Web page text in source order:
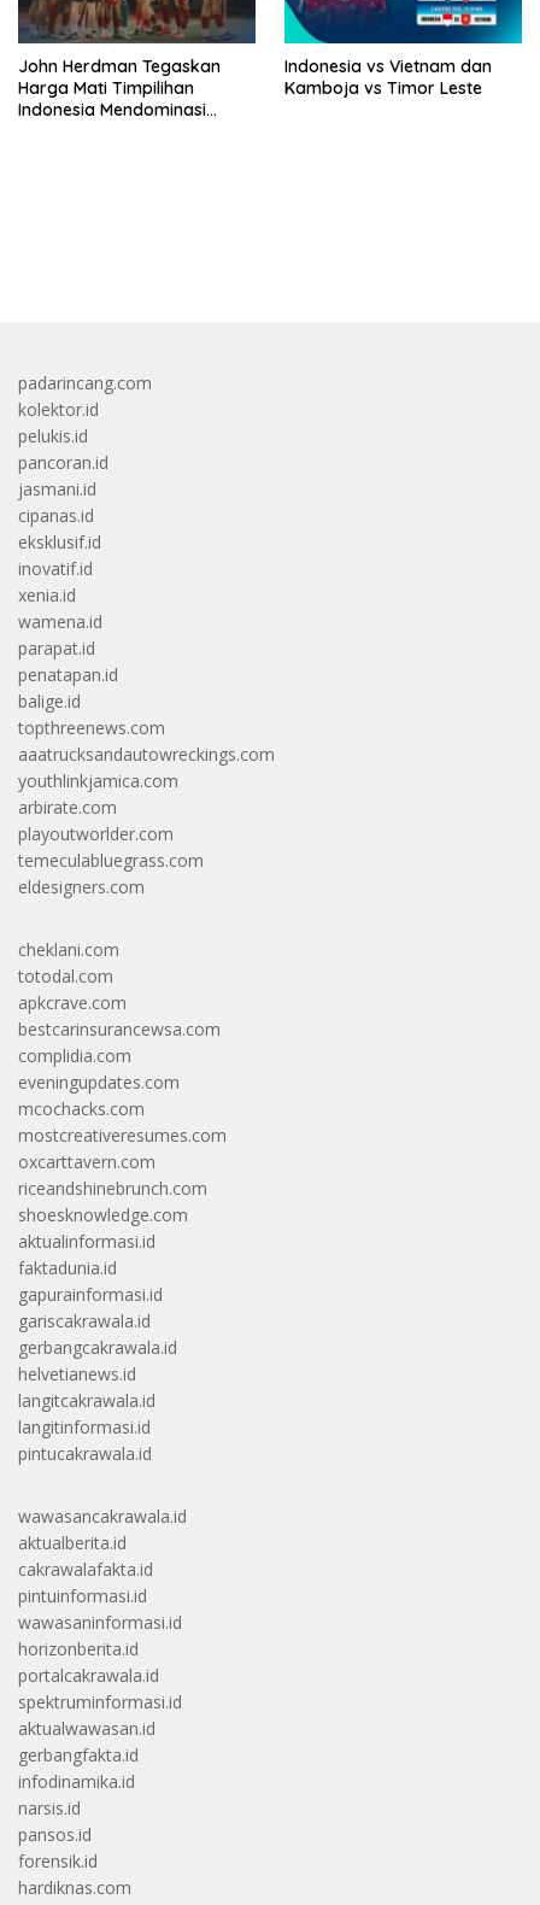
John Herdman Tegaskan
Harga Mati Timpilihan
Indonesia Mendominasi
Indonesia vs Vietnam dan
Kamboja vs Timor Leste
padarincang.com
kolektor.id
pelukis.id
pancoran.id
jasmani.id
cipanas.id
eksklusif.id
inovatif.id
xenia.id
wamena.id
parapat.id
penatapan.id
balige.id
topthreenews.com
aaatrucksandautowreckings.com
youthlinkjamica.com
arbirate.com
playoutworlder.com
temeculabluegrass.com
eldesigners.com
cheklani.com
totodal.com
apkcrave.com
bestcarinsurancewsa.com
complidia.com
eveningupdates.com
mcochacks.com
mostcreativeresumes.com
oxcarttavern.com
riceandshinebrunch.com
shoesknowledge.com
aktualinformasi.id
faktadunia.id
gapurainformasi.id
gariscakrawala.id
gerbangcakrawala.id
helvetianews.id
langitcakrawala.id
langitinformasi.id
pintucakrawala.id
wawasancakrawala.id
aktualberita.id
cakrawalafakta.id
pintuinformasi.id
wawasaninformasi.id
horizonberita.id
portalcakrawala.id
spektruminformasi.id
aktualwawasan.id
gerbangfakta.id
infodinamika.id
narsis.id
pansos.id
forensik.id
hardiknas.com